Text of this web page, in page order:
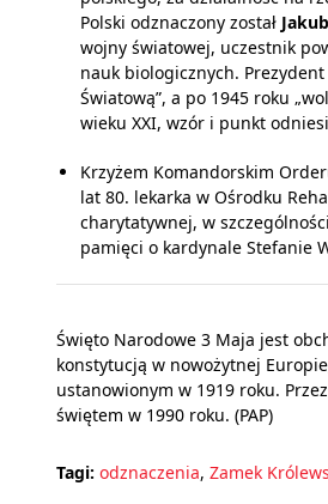
Polski odznaczony został
wojny światowej, uczestnik
nauk biologicznych.
Światową”, a po 1945 roku
wieku XXI, wzór i punkt
Krzyżem Komandorskim
lat 80. lekarka w Ośrodku
charytatywnej, w
pamięci o kardynale Stefanie
Święto Narodowe 3 Maja jest
konstytucją w nowożytnej
ustanowionym w 1919 roku.
świętem w 1990 roku. (PAP)
Tagi: odznaczenia, Zamek